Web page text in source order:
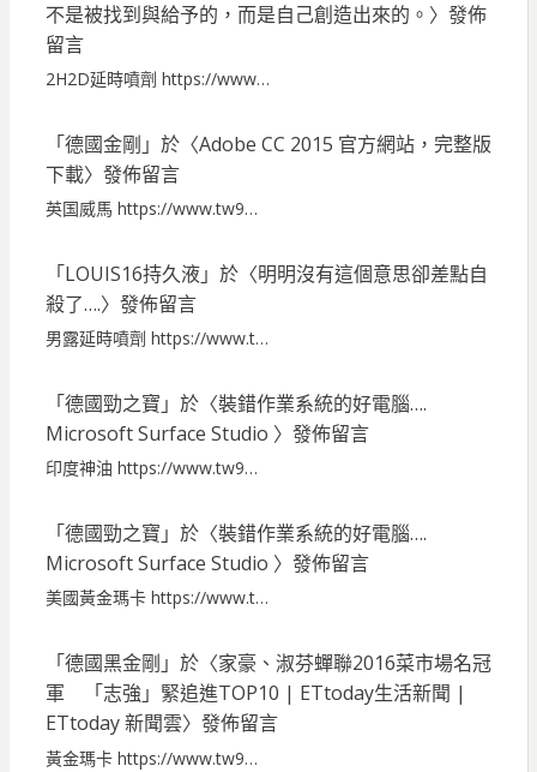
不是被找到與給予的，而是自己創造出來的。 〉發佈
留言
2H2D延時噴劑 https://www…
「德國金剛 」於〈Adobe CC 2015 官方網站，完整版
下載〉發佈留言
英国威馬 https://www.tw9…
「LOUIS16持久液」於〈明明沒有這個意思卻差點自
殺了….〉發佈留言
男露延時噴劑 https://www.t…
「德國勁之寶 」於〈裝錯作業系統的好電腦….
Microsoft Surface Studio 〉發佈留言
印度神油 https://www.tw9…
「德國勁之寶 」於〈裝錯作業系統的好電腦….
Microsoft Surface Studio 〉發佈留言
美國黃金瑪卡 https://www.t…
「德國黑金剛 」於〈家豪、淑芬蟬聯2016菜市場名冠
軍 「志強」緊追進TOP10 | ETtoday生活新聞 |
ETtoday 新聞雲〉發佈留言
黃金瑪卡 https://www.tw9…